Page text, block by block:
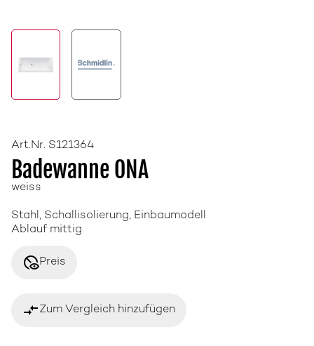
Art.Nr. S121364
Badewanne ONA
weiss
Stahl, Schallisolierung, Einbaumodell
Ablauf mittig
disabled_visiblePreis
compare_arrowsZum Vergleich hinzufügen